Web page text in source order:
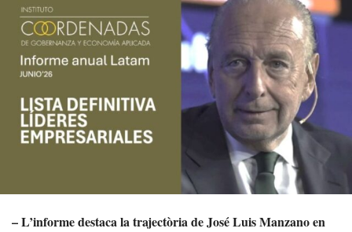
– L’informe destaca la trajectòria de José Luis Manzano en